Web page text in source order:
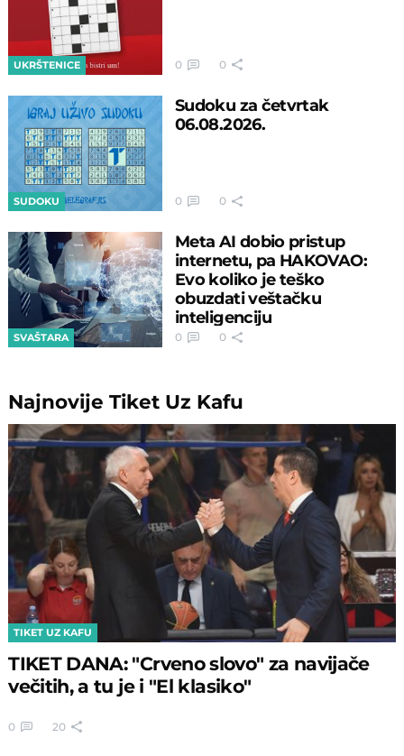
UKRŠTENICE 0 0
SUDOKU
Sudoku za četvrtak
06.08.2026.
0 0
SVAŠTARA
Meta AI dobio pristup
internetu, pa HAKOVAO:
Evo koliko je teško
obuzdati veštačku
inteligenciju
0 0
NajnovijeTiket Uz Kafu
TIKET UZ KAFU
TIKET DANA: "Crveno slovo" za navijače
večitih, a tu je i "El klasiko"
0 20